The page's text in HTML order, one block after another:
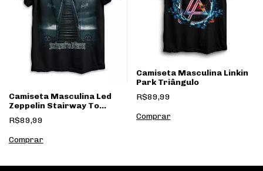
Camiseta Masculina Led
Zeppelin Stairway To
Heaven
R$89,99
Comprar
Camiseta Masculina Linkin
Park Triângulo
R$89,99
Comprar